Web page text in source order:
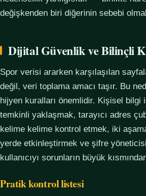
değişkenden biri diğerinin sebebi
Dijital Güvenlik ve Bilinçli
Spor verisi ararken karşılaşılan
değil, veri toplama amacı taşır. Bu
hijyen kuralları önemlidir. Kişisel bilgi
temkinli yaklaşmak, tarayıcı adres
kelime kelime kontrol etmek, iki
yerde etkinleştirmek ve şifre
kullanıcıyı sorunların büyük
Pratik kontrol listesi